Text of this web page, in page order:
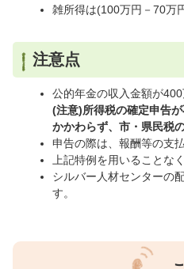
雑所得は(100万円－70万
注意点
公的年金の収入金額が
(注意)所得税の確定申告
かかわらず、市・県民税
申告の際は、報酬等の支
上記特例を用いることな
シルバー人材センターの
す。